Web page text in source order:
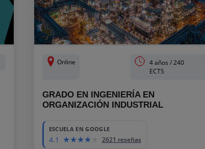
Online
4 años / 240
ECTS
GRADO EN INGENIERÍA EN
ORGANIZACIÓN INDUSTRIAL
ESCUELA EN GOOGLE
4.1 2621 reseñas